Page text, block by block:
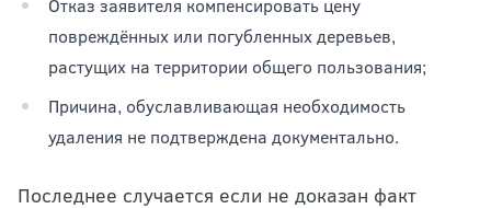
Отказ заявителя компенсировать цену
повреждённых или погубленных деревьев,
растущих на территории общего пользования;
Причина, обуславливающая необходимость
удаления не подтверждена документально.
Последнее случается если не доказан факт